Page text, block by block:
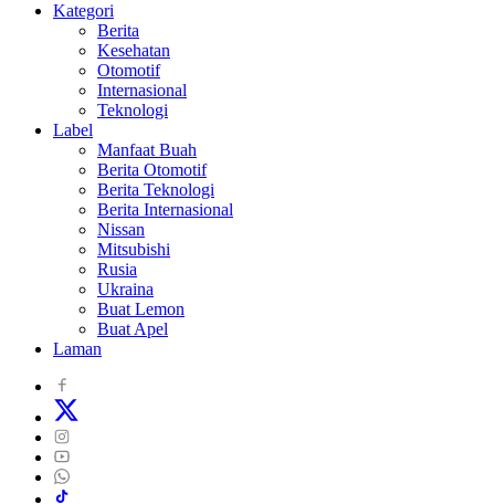
Kategori
Berita
Kesehatan
Otomotif
Internasional
Teknologi
Label
Manfaat Buah
Berita Otomotif
Berita Teknologi
Berita Internasional
Nissan
Mitsubishi
Rusia
Ukraina
Buat Lemon
Buat Apel
Laman